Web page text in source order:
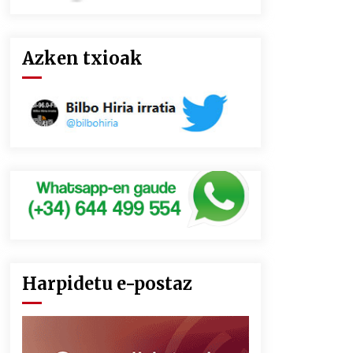
Azken txioak
Harpidetu e-postaz